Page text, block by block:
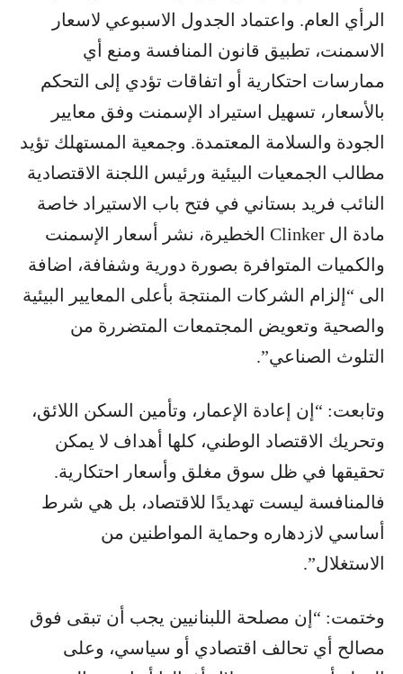
الرأي العام. واعتماد الجدول الاسبوعي لاسعار
الاسمنت، تطبيق قانون المنافسة ومنع أي
ممارسات احتكارية أو اتفاقات تؤدي إلى التحكم
بالأسعار، تسهيل استيراد الإسمنت وفق معايير
الجودة والسلامة المعتمدة. وجمعية المستهلك تؤيد
مطالب الجمعيات البيئية ورئيس اللجنة الاقتصادية
النائب فريد بستاني في فتح باب الاستيراد خاصة
مادة ال Clinker الخطيرة، نشر أسعار الإسمنت
والكميات المتوافرة بصورة دورية وشفافة، اضافة
الى “إلزام الشركات المنتجة بأعلى المعايير البيئية
والصحية وتعويض المجتمعات المتضررة من
التلوث الصناعي”.
وتابعت: “إن إعادة الإعمار، وتأمين السكن اللائق،
وتحريك الاقتصاد الوطني، كلها أهداف لا يمكن
تحقيقها في ظل سوق مغلق وأسعار احتكارية.
فالمنافسة ليست تهديدًا للاقتصاد، بل هي شرط
أساسي لازدهاره وحماية المواطنين من
الاستغلال”.
وختمت: “إن مصلحة اللبنانيين يجب أن تبقى فوق
مصالح أي تحالف اقتصادي أو سياسي، وعلى